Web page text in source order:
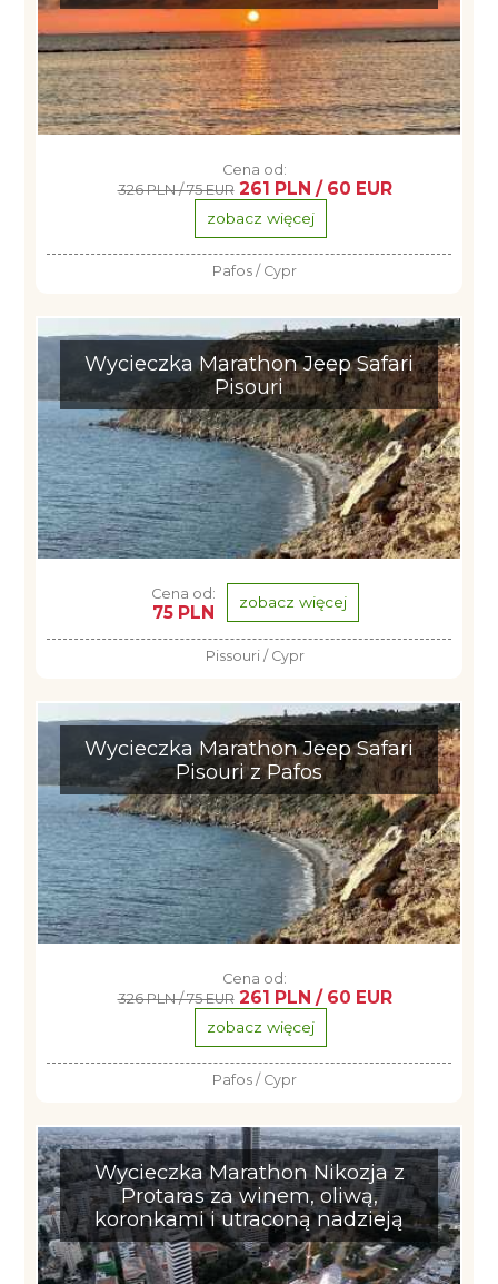
Cena od:
326 PLN / 75 EUR 261 PLN / 60 EUR
zobacz więcej
Pafos / Cypr
Wycieczka Marathon Jeep Safari
Pisouri
Cena od:
75 PLN zobacz więcej
Pissouri / Cypr
Wycieczka Marathon Jeep Safari
Pisouri z Pafos
Cena od:
326 PLN / 75 EUR 261 PLN / 60 EUR
zobacz więcej
Pafos / Cypr
Wycieczka Marathon Nikozja z
Protaras za winem, oliwą,
koronkami i utraconą nadzieją